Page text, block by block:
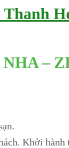
–
Khởi